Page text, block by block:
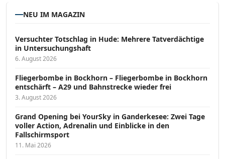
NEU IM MAGAZIN
Versucht­er Totschlag in Hude: Mehrere Tatverdächtige
in Untersuchungshaft
6. August 2026
Fliegerbombe in Bockhorn – Fliegerbombe in Bockhorn
entschärft – A29 und Bahnstrecke wieder frei
3. August 2026
Grand Opening bei YourSky in Ganderkesee: Zwei Tage
voller Action, Adrenalin und Einblicke in den
Fallschirmsport
11. Mai 2026